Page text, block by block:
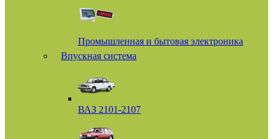
Промышленная и бытовая электроника
Впускная система
ВАЗ 2101-2107